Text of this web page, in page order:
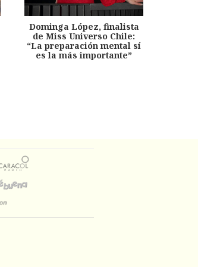
Dominga López, finalista
de Miss Universo Chile:
“La preparación mental sí
es la más importante”